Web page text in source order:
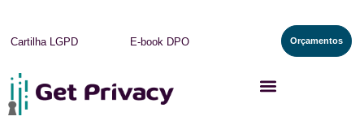
Cartilha LGPD E-book DPO Orçamentos